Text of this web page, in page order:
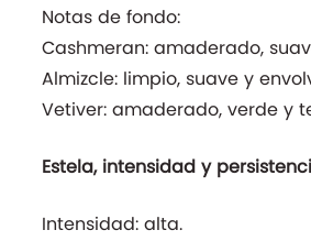
Notas de fondo:
Cashmeran: amaderado,
Almizcle: limpio, suave y
Vetiver: amaderado, verde y
Estela, intensidad y
Intensidad: alta.